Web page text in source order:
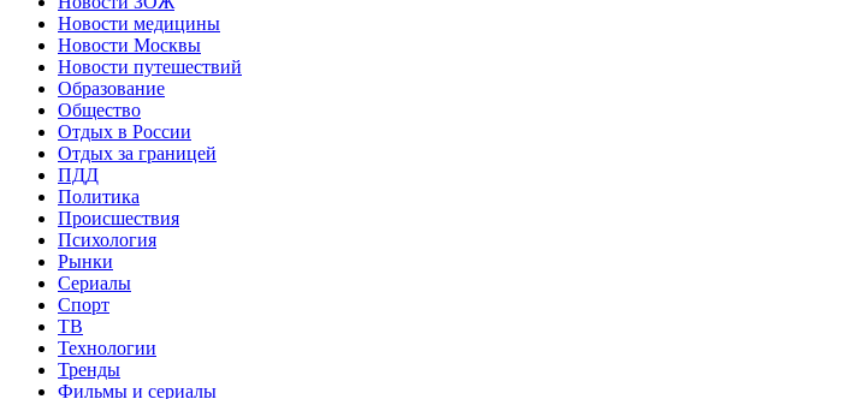
Новости медицины
Новости Москвы
Новости путешествий
Образование
Общество
Отдых в России
Отдых за границей
ПДД
Политика
Происшествия
Психология
Рынки
Сериалы
Спорт
ТВ
Технологии
Тренды
Фильмы и сериалы